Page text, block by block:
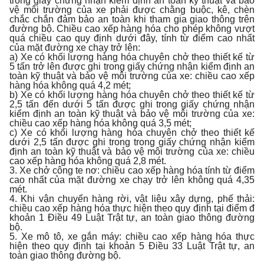
vệ môi trường của xe phải được chằng buộc, kê, chèn
chắc chắn đảm bảo an toàn khi tham gia giao thông trên
đường bộ. Chiều cao xếp hàng hóa cho phép không vượt
quá chiều cao quy định dưới đây, tính từ điểm cao nhất
của mặt đường xe chạy trở lên:
a) Xe có khối lượng hàng hóa chuyên chở theo thiết kế từ
5 tấn trở lên được ghi trong giấy chứng nhận kiểm định an
toàn kỹ thuật và bảo vệ môi trường của xe: chiều cao xếp
hàng hóa không quá 4,2 mét;
b) Xe có khối lượng hàng hóa chuyên chở theo thiết kế từ
2,5 tấn đến dưới 5 tấn được ghi trong giấy chứng nhận
kiểm định an toàn kỹ thuật và bảo vệ môi trường của xe:
chiều cao xếp hàng hóa không quá 3,5 mét;
c) Xe có khối lượng hàng hóa chuyên chở theo thiết kế
dưới 2,5 tấn được ghi trong trong giấy chứng nhận kiểm
định an toàn kỹ thuật và bảo vệ môi trường của xe: chiều
cao xếp hàng hóa không quá 2,8 mét.
3. Xe chở công te nơ: chiều cao xếp hàng hóa tính từ điểm
cao nhất của mặt đường xe chạy trở lên không quá 4,35
mét.
4. Khi vận chuyển hàng rời, vật liệu xây dựng, phế thải:
chiều cao xếp hàng hóa thực hiện theo quy định tại điểm đ
khoản 1 Điều 49 Luật Trật tự, an toàn giao thông đường
bộ.
5. Xe mô tô, xe gắn máy: chiều cao xếp hàng hóa thực
hiện theo quy định tại khoản 5 Điều 33 Luật Trật tự, an
toàn giao thông đường bộ.